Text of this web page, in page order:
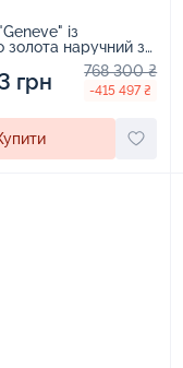
із
золота наручний з
ролекс - 2049965
грн 768 300 ₴
-415 497 ₴